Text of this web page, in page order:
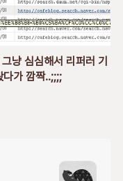
냥 심심해서 리퍼러 기
다가 깜짝..;;;;